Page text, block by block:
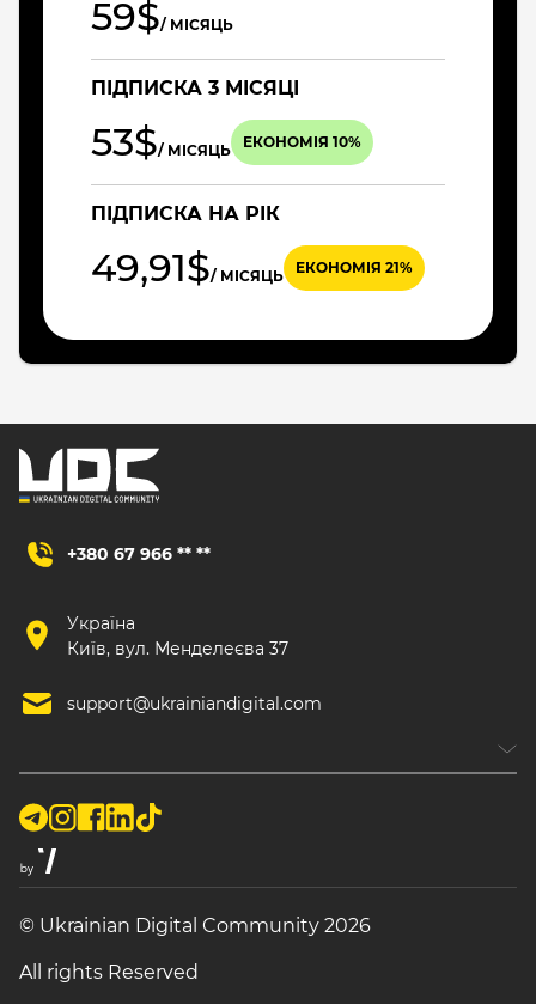
59$/ МІСЯЦЬ
ПІДПИСКА 3 МІСЯЦІ
53$/ МІСЯЦЬ ЕКОНОМІЯ 10%
ПІДПИСКА НА РІК
49,91$/ МІСЯЦЬ ЕКОНОМІЯ 21%
+380 67 966 ** **
Україна
Київ, вул. Менделеєва 37
support@ukrainiandigital.com
© Ukrainian Digital Community 2026
All rights Reserved